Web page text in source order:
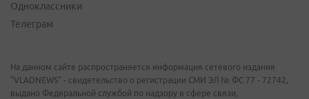
Одноклассники
Телеграм
На данном сайте распространяется информация сетевого издания
"VLADNEWS" - свидетельство о регистрации СМИ ЭЛ № ФС 77 - 72742,
выдано Федеральной службой по надзору в сфере связи,